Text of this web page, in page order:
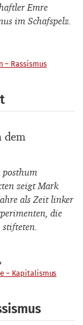
Emre
im Schafspelz.
– Rassismus
dem
posthum
zeigt Mark
als Zeit linker
die
– Kapitalismus